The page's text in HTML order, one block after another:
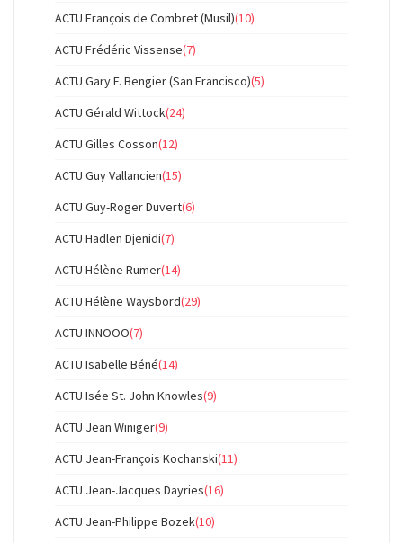
ACTU François de Combret (Musil)(10)
ACTU Frédéric Vissense(7)
ACTU Gary F. Bengier (San Francisco)(5)
ACTU Gérald Wittock(24)
ACTU Gilles Cosson(12)
ACTU Guy Vallancien(15)
ACTU Guy-Roger Duvert(6)
ACTU Hadlen Djenidi(7)
ACTU Hélène Rumer(14)
ACTU Hélène Waysbord(29)
ACTU INNOOO(7)
ACTU Isabelle Béné(14)
ACTU Isée St. John Knowles(9)
ACTU Jean Winiger(9)
ACTU Jean-François Kochanski(11)
ACTU Jean-Jacques Dayries(16)
ACTU Jean-Philippe Bozek(10)